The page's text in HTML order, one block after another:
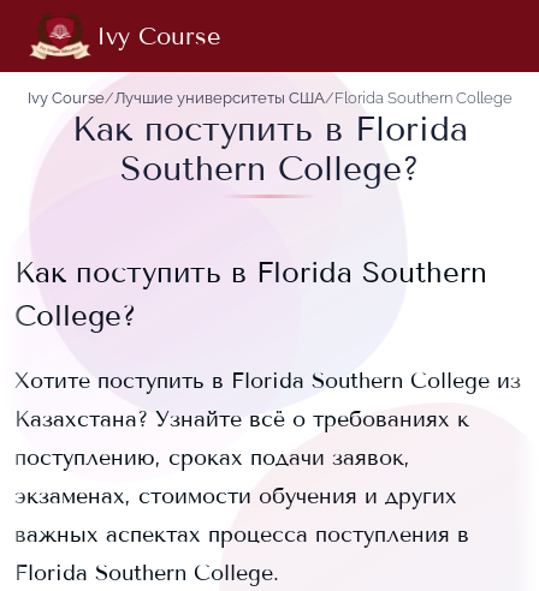
Ivy Course
Ivy Course/Лучшие университеты США/Florida Southern College
Как поступить в Florida
Southern College?
Как поступить в Florida Southern
College?
Хотите поступить в Florida Southern College из
Казахстана? Узнайте всё о требованиях к
поступлению, сроках подачи заявок,
экзаменах, стоимости обучения и других
важных аспектах процесса поступления в
Florida Southern College.